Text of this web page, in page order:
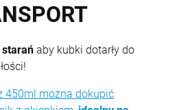
starań aby kubki dotarły do
450ml można dokupić